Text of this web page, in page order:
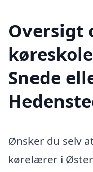
Oversigt
Snede
Ønsker du selv
kørelærer i Øster